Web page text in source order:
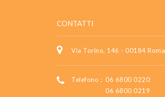
CONTATTI
Via Torino, 146 - 00184 Roma
Telefono : 06 6800 0220
06 6800 0219